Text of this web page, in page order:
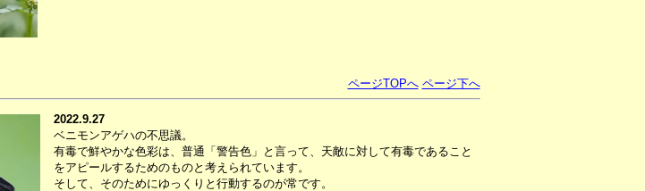
ページTOPへ ページ下へ
2022.9.27
ベニモンアゲハの不思議。
有毒で鮮やかな色彩は、普通「警告色」と言って、天敵に対して有毒であること
をアピールするためのものと考えられています。
そして、そのためにゆっくりと行動するのが常です。